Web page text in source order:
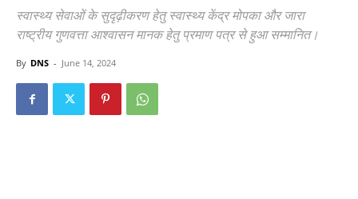
स्वास्थ्य सेवाओं के सुदृढ़ीकरण हेतु स्वास्थ्य केंद्र मोपका और जारा
राष्ट्रीय गुणवत्ता आश्वासन मानक हेतु प्रमाण पत्र से हुआ सम्मानित।
By DNS - June 14, 2024